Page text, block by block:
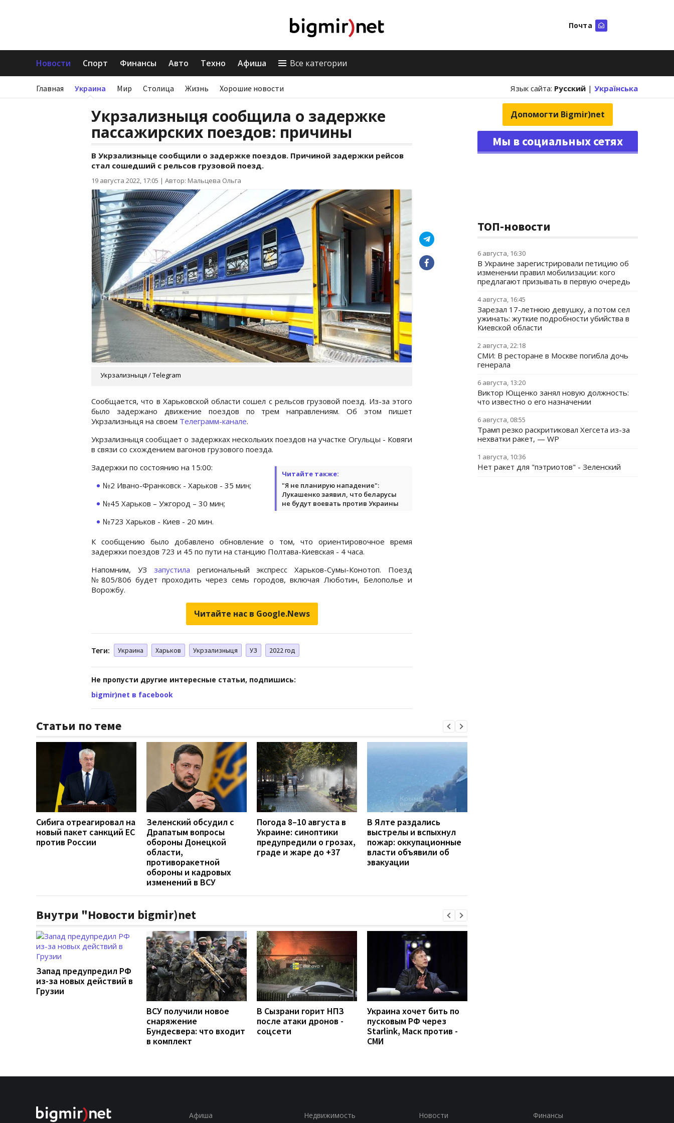
Почта
Новости Спорт Финансы Авто Техно Афиша Все категории
Главная Украина Мир Столица Жизнь Хорошие новости Язык сайта: Русский | Українська
Укрзализныця сообщила о задержке
пассажирских поездов: причины
В Укрзализныце сообщили о задержке поездов. Причиной задержки рейсов
стал сошедший с рельсов грузовой поезд.
19 августа 2022, 17:05 | Автор: Мальцева Ольга
Укрзализныця / Telegram
Сообщается, что в Харьковской области сошел с рельсов грузовой поезд. Из-за этого
было задержано движение поездов по трем направлениям. Об этом пишет
Укрзализныця на своем Телеграмм-канале.
Укрзализныця сообщает о задержках нескольких поездов на участке Огульцы - Ковяги
в связи со схождением вагонов грузового поезда.
Читайте также:
"Я не планирую нападение":
Лукашенко заявил, что беларусы
не будут воевать против Украины
Задержки по состоянию на 15:00:
№2 Ивано-Франковск - Харьков - 35 мин;
№45 Харьков – Ужгород – 30 мин;
№723 Харьков - Киев - 20 мин.
К сообщению было добавлено обновление о том, что ориентировочное время
задержки поездов 723 и 45 по пути на станцию ​​Полтава-Киевская - 4 часа.
Напомним, УЗ запустила региональный экспресс Харьков-Сумы-Конотоп. Поезд
№805/806 будет проходить через семь городов, включая Люботин, Белополье и
Ворожбу.
Читайте нас в Google.News
Теги: Украина Харьков Укрзализныця УЗ 2022 год
Не пропусти другие интересные статьи, подпишись:
bigmir)net в facebook
Статьи по теме
Сибига отреагировал на
новый пакет санкций ЕС
против России
Зеленский обсудил с
Драпатым вопросы
обороны Донецкой
области,
противоракетной
обороны и кадровых
изменений в ВСУ
Погода 8–10 августа в
Украине: синоптики
предупредили о грозах,
граде и жаре до +37
В Ялте раздались
выстрелы и вспыхнул
пожар: оккупационные
власти объявили об
эвакуации
Внутри "Новости bigmir)net
Запад предупредил РФ
из-за новых действий в
Грузии
ВСУ получили новое
снаряжение
Бундесвера: что входит
в комплект
В Сызрани горит НПЗ
после атаки дронов -
соцсети
Украина хочет бить по
пусковым РФ через
Starlink, Маск против -
СМИ
Допомогти Bigmir)net
Мы в социальных сетях
ТОП-новости
6 августа, 16:30
В Украине зарегистрировали петицию об
изменении правил мобилизации: кого
предлагают призывать в первую очередь
4 августа, 16:45
Зарезал 17-летнюю девушку, а потом сел
ужинать: жуткие подробности убийства в
Киевской области
2 августа, 22:18
СМИ: В ресторане в Москве погибла дочь
генерала
6 августа, 13:20
Виктор Ющенко занял новую должность:
что известно о его назначении
6 августа, 08:55
Трамп резко раскритиковал Хегсета из-за
нехватки ракет, — WP
1 августа, 10:36
Нет ракет для "пэтриотов" - Зеленский
Афиша Недвижимость Новости Финансы